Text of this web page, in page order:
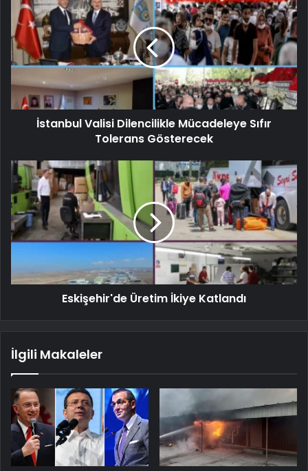
İstanbul Valisi Dilencilikle Mücadeleye Sıfır
Tolerans Gösterecek
Eskişehir'de Üretim İkiye Katlandı
İlgili Makaleler